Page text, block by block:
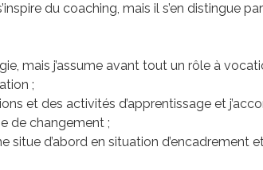
du coaching, mais il s’en distingue
mais j’assume avant tout un rôle à
;
et des activités d’apprentissage et
de changement ;
situe d’abord en situation d’encadrement